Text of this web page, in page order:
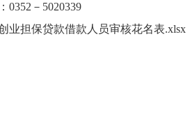
0352－5020339
业担保贷款借款人员审核花名表.xlsx